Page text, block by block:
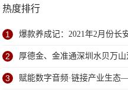
热度排行
1 爆款养成记：2021年2月份长
2 厚德金、金准通深圳水贝万
3 赋能数字音频·链接产业生